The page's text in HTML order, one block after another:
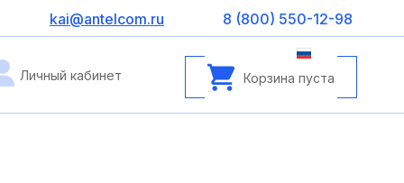
8 (800) 550-12-98
kai@antelcom.ru
Корзина пуста
Личный кабинет